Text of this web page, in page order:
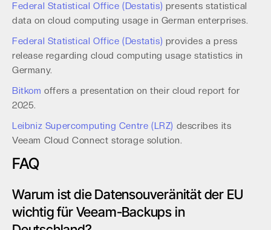
Federal Statistical Office (Destatis) presents statistical
data on cloud computing usage in German enterprises.
Federal Statistical Office (Destatis) provides a press
release regarding cloud computing usage statistics in
Germany.
Bitkom offers a presentation on their cloud report for
2025.
Leibniz Supercomputing Centre (LRZ) describes its
Veeam Cloud Connect storage solution.
FAQ
Warum ist die Datensouveränität der EU
wichtig für Veeam-Backups in